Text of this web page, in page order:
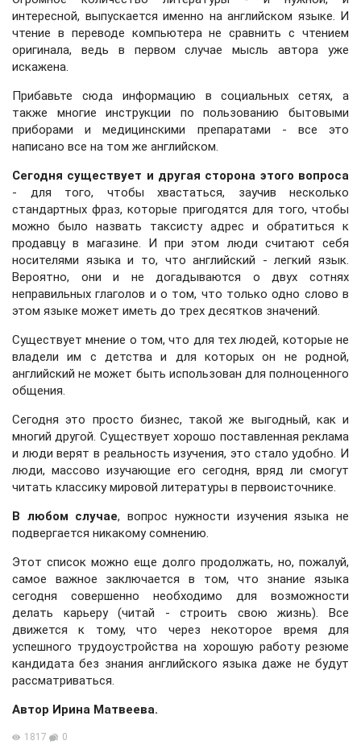
интересной, выпускается именно на английском языке. И
чтение в переводе компьютера не сравнить с чтением
оригинала, ведь в первом случае мысль автора уже
искажена.
Прибавьте сюда информацию в социальных сетях, а
также многие инструкции по пользованию бытовыми
приборами и медицинскими препаратами - все это
написано все на том же английском.
Сегодня существует и другая сторона этого вопроса
- для того, чтобы хвастаться, заучив несколько
стандартных фраз, которые пригодятся для того, чтобы
можно было назвать таксисту адрес и обратиться к
продавцу в магазине. И при этом люди считают себя
носителями языка и то, что английский - легкий язык.
Вероятно, они и не догадываются о двух сотнях
неправильных глаголов и о том, что только одно слово в
этом языке может иметь до трех десятков значений.
Существует мнение о том, что для тех людей, которые не
владели им с детства и для которых он не родной,
английский не может быть использован для полноценного
общения.
Сегодня это просто бизнес, такой же выгодный, как и
многий другой. Существует хорошо поставленная реклама
и люди верят в реальность изучения, это стало удобно. И
люди, массово изучающие его сегодня, вряд ли смогут
читать классику мировой литературы в первоисточнике.
В любом случае, вопрос нужности изучения языка не
подвергается никакому сомнению.
Этот список можно еще долго продолжать, но, пожалуй,
самое важное заключается в том, что знание языка
сегодня совершенно необходимо для возможности
делать карьеру (читай - строить свою жизнь). Все
движется к тому, что через некоторое время для
успешного трудоустройства на хорошую работу резюме
кандидата без знания английского языка даже не будут
рассматриваться.
Автор Ирина Матвеева.
1817 0